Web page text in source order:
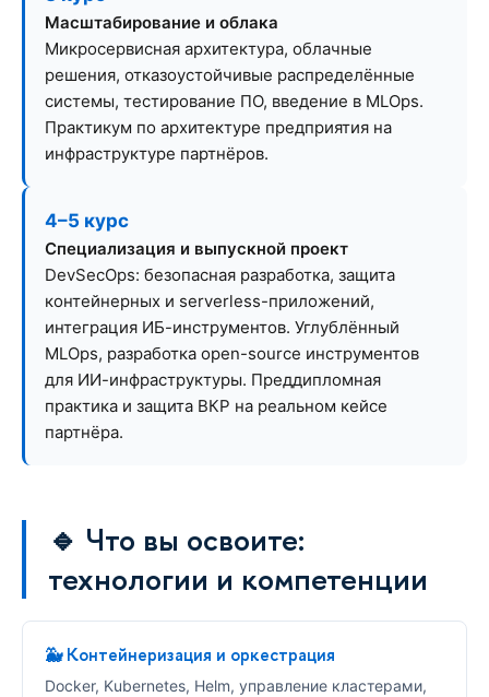
Масштабирование и облака
Микросервисная архитектура, облачные
решения, отказоустойчивые распределённые
системы, тестирование ПО, введение в MLOps.
Практикум по архитектуре предприятия на
инфраструктуре партнёров.
4–5 курс
Специализация и выпускной проект
DevSecOps: безопасная разработка, защита
контейнерных и serverless-приложений,
интеграция ИБ-инструментов. Углублённый
MLOps, разработка open-source инструментов
для ИИ-инфраструктуры. Преддипломная
практика и защита ВКР на реальном кейсе
партнёра.
🔹 Что вы освоите:
технологии и компетенции
🐳 Контейнеризация и оркестрация
Docker, Kubernetes, Helm, управление кластерами,